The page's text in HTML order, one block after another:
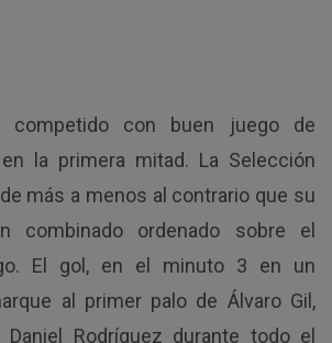
competido con buen juego de
la primera mitad. La Selección
más a menos al contrario que su
combinado ordenado sobre el
El gol, en el minuto 3 en un
al primer palo de Álvaro Gil,
Rodríguez durante todo el